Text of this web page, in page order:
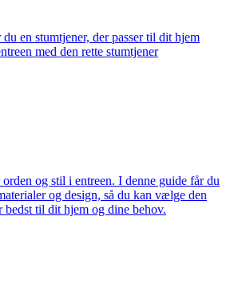
en stumtjener, der passer til dit hjem
med den rette stumtjener
og stil i entreen. I denne guide får du
og design, så du kan vælge den
bedst til dit hjem og dine behov.